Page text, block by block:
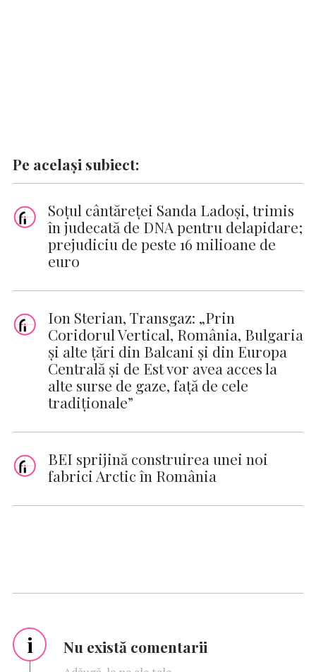
Pe același subiect:
Soţul cântăreţei Sanda Ladoşi, trimis
în judecată de DNA pentru delapidare;
prejudiciu de peste 16 milioane de
euro
Ion Sterian, Transgaz: „Prin
Coridorul Vertical, România, Bulgaria
şi alte ţări din Balcani şi din Europa
Centrală şi de Est vor avea acces la
alte surse de gaze, faţă de cele
tradiţionale”
BEI sprijină construirea unei noi
fabrici Arctic în România
i Nu există comentarii